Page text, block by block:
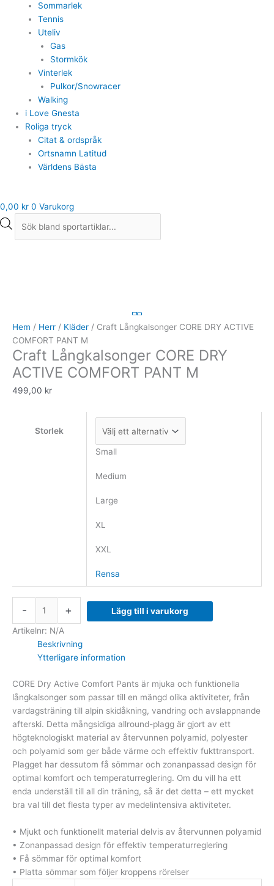
Sommarlek
Tennis
Uteliv
Gas
Stormkök
Vinterlek
Pulkor/Snowracer
Walking
i Love Gnesta
Roliga tryck
Citat & ordspråk
Ortsnamn Latitud
Världens Bästa
0,00 kr 0 Varukorg
Hem / Herr / Kläder / Craft Långkalsonger CORE DRY ACTIVE
COMFORT PANT M
Craft Långkalsonger CORE DRY
ACTIVE COMFORT PANT M
499,00 kr
Storlek
Small
Medium
Large
XL
XXL
Rensa
-
COMFORT
PANT
M
mängd
+ Lägg till i varukorg
Artikelnr: N/A
Beskrivning
Ytterligare information
CORE Dry Active Comfort Pants är mjuka och funktionella
långkalsonger som passar till en mängd olika aktiviteter, från
vardagsträning till alpin skidåkning, vandring och avslappnande
afterski. Detta mångsidiga allround-plagg är gjort av ett
högteknologiskt material av återvunnen polyamid, polyester
och polyamid som ger både värme och effektiv fukttransport.
Plagget har dessutom få sömmar och zonanpassad design för
optimal komfort och temperaturreglering. Om du vill ha ett
enda underställ till all din träning, så är det detta – ett mycket
bra val till det flesta typer av medelintensiva aktiviteter.
• Mjukt och funktionellt material delvis av återvunnen polyamid
• Zonanpassad design för effektiv temperaturreglering
• Få sömmar för optimal komfort
• Platta sömmar som följer kroppens rörelser